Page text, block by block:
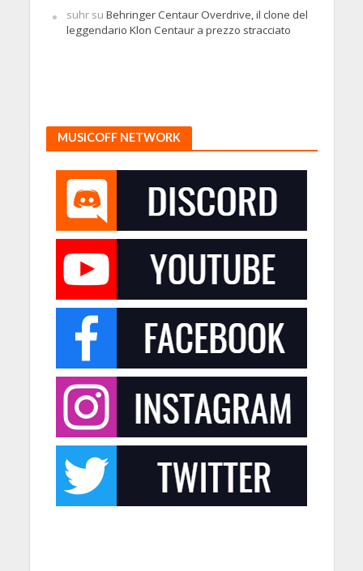
suhrsu Behringer Centaur Overdrive, il clone del
leggendario Klon Centaur a prezzo stracciato
MUSICOFF NETWORK